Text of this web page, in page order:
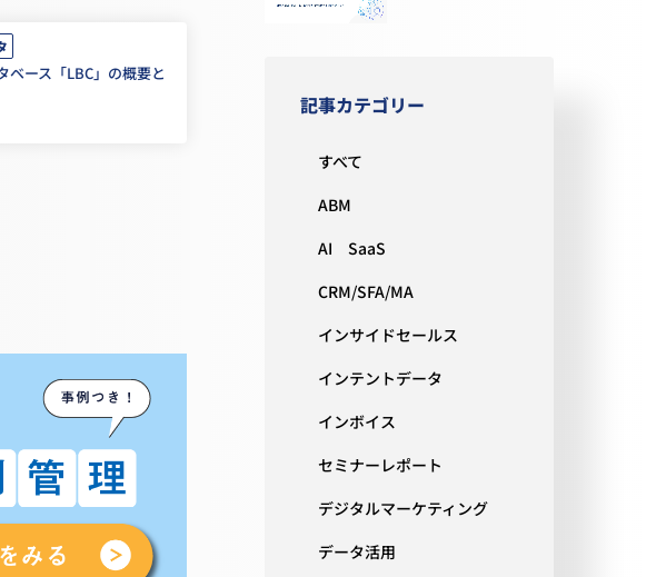
ベース「LBC」の概要と
記事カテゴリー
すべて
ABM
AI SaaS
CRM/SFA/MA
インサイドセールス
インテントデータ
インボイス
セミナーレポート
デジタルマーケティング
データ活用